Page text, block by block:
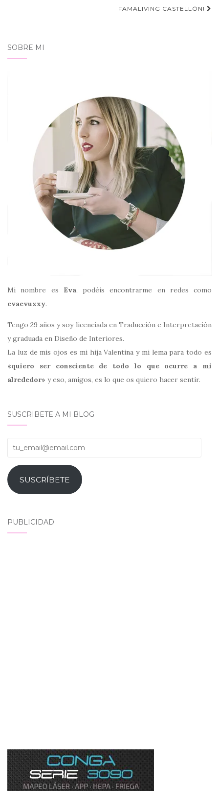
FAMALIVING CASTELLÓN!
SOBRE MI
Mi nombre es Eva, podéis encontrarme en redes como
evaevuxxy.
Tengo 29 años y soy licenciada en Traducción e Interpretación
y graduada en Diseño de Interiores.
La luz de mis ojos es mi hija Valentina y mi lema para todo es
«quiero ser consciente de todo lo que ocurre a mi
alrededor» y eso, amigos, es lo que os quiero hacer sentir.
SUSCRIBETE A MI BLOG
tu_email@email.com
SUSCRÍBETE
PUBLICIDAD